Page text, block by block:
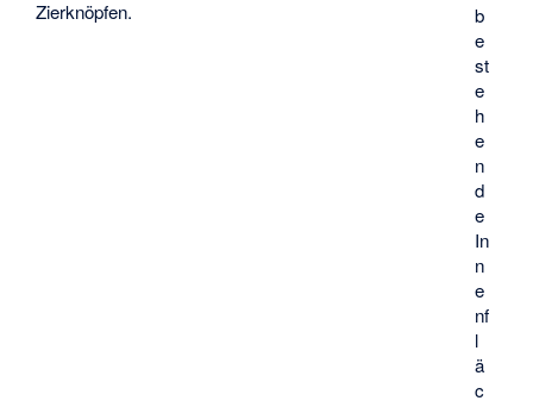
b
e
st
e
h
e
n
d
e
In
n
e
nf
l
ä
c
Zierknöpfen.